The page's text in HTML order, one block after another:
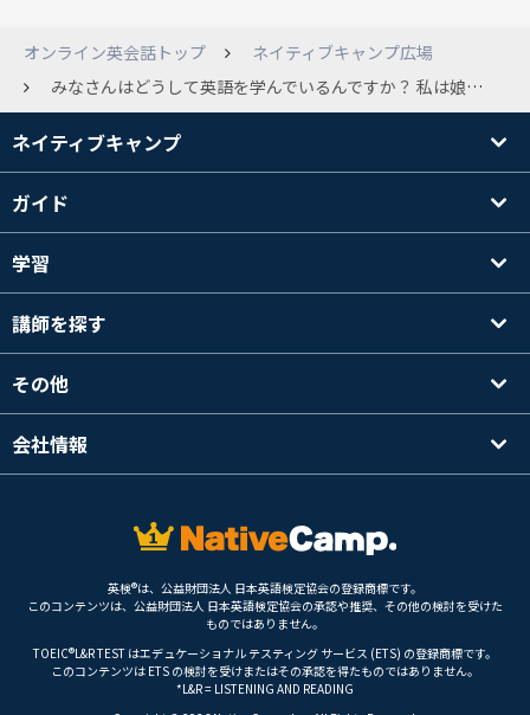
オンライン英会話トップ
ネイティブキャンプ広場
みなさんはどうして英語を学んでいるんですか？ 私は娘が英会話を習い始めたのをきっかけに学び直したいと思ったからです！ アラフォーですが基礎から学び直しています！(まだまだ出川イングリッシュ)
ネイティブキャンプ
ガイド
学習
講師を探す
その他
会社情報
英検®は、公益財団法人 日本英語検定協会の登録商標です。
このコンテンツは、公益財団法人 日本英語検定協会の承認や推奨、その他の検討を受けた
ものではありません。
TOEIC®L&R TEST はエデュケーショナル テスティング サービス (ETS) の登録商標です。
このコンテンツは ETS の検討を受けまたはその承認を得たものではありません。
*L&R = LISTENING AND READING